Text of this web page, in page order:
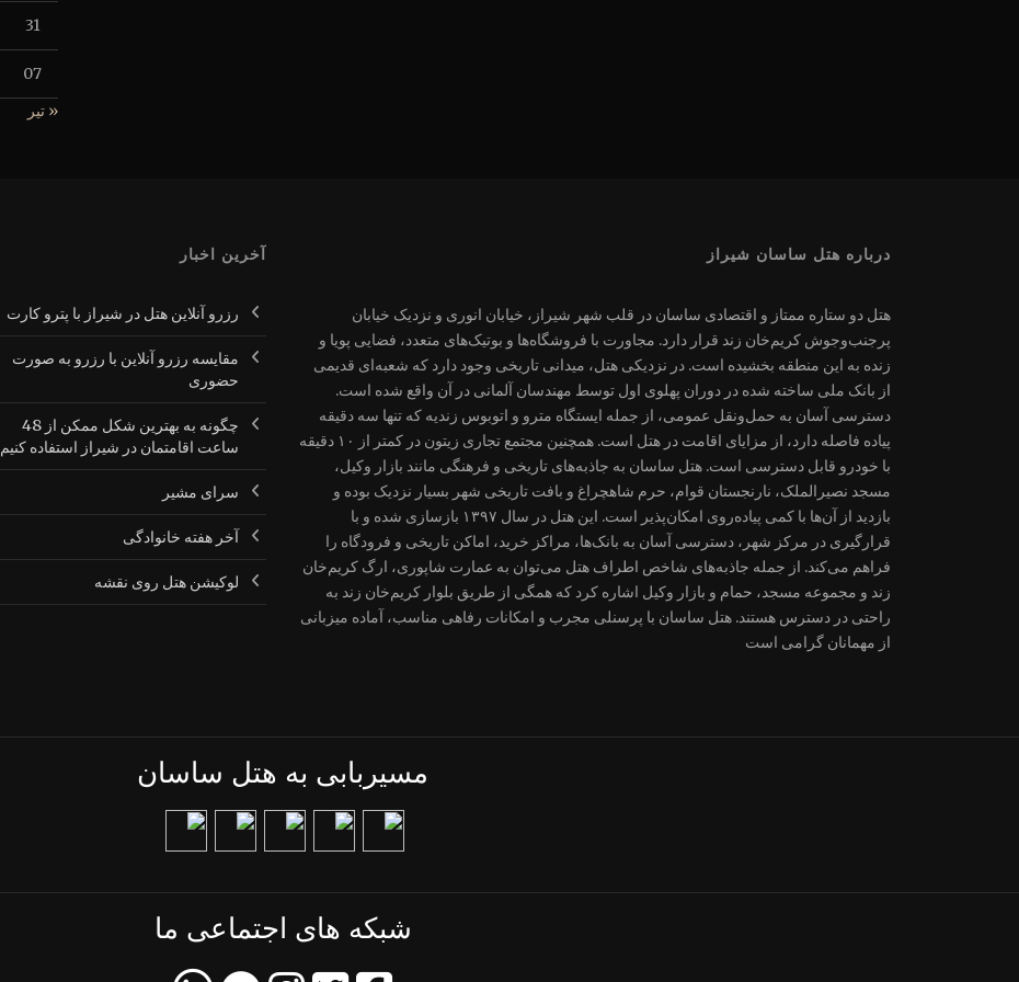
31
07
« تیر
آخرین اخبار
رزرو آنلاین هتل در شیراز با پترو کارت
مقایسه رزرو آنلاین با رزرو به صورت
حضوری
چگونه به بهترین شکل ممکن از 48
ساعت اقامتمان در شیراز استفاده کنیم
سرای مشیر
آخر هفته خانوادگی
لوکیشن هتل روی نقشه
درباره هتل ساسان شیراز
هتل دو ستاره ممتاز و اقتصادی ساسان در قلب شهر شیراز، خیابان انوری و نزدیک خیابان
پرجنب‌وجوش کریم‌خان زند قرار دارد. مجاورت با فروشگاه‌ها و بوتیک‌های متعدد، فضایی پویا و
زنده به این منطقه بخشیده است. در نزدیکی هتل، میدانی تاریخی وجود دارد که شعبه‌ای قدیمی
از بانک ملی ساخته شده در دوران پهلوی اول توسط مهندسان آلمانی در آن واقع شده است.
دسترسی آسان به حمل‌ونقل عمومی، از جمله ایستگاه مترو و اتوبوس زندیه که تنها سه دقیقه
پیاده فاصله دارد، از مزایای اقامت در هتل است. همچنین مجتمع تجاری زیتون در کمتر از ۱۰ دقیقه
با خودرو قابل دسترسی است. هتل ساسان به جاذبه‌های تاریخی و فرهنگی مانند بازار وکیل،
مسجد نصیرالملک، نارنجستان قوام، حرم شاهچراغ و بافت تاریخی شهر بسیار نزدیک بوده و
بازدید از آن‌ها با کمی پیاده‌روی امکان‌پذیر است. این هتل در سال ۱۳۹۷ بازسازی شده و با
قرارگیری در مرکز شهر، دسترسی آسان به بانک‌ها، مراکز خرید، اماکن تاریخی و فرودگاه را
فراهم می‌کند. از جمله جاذبه‌های شاخص اطراف هتل می‌توان به عمارت شاپوری، ارگ کریم‌خان
زند و مجموعه مسجد، حمام و بازار وکیل اشاره کرد که همگی از طریق بلوار کریم‌خان زند به
راحتی در دسترس هستند. هتل ساسان با پرسنلی مجرب و امکانات رفاهی مناسب، آماده میزبانی
از مهمانان گرامی است
مسیربابی به هتل ساسان
شبکه های اجتماعی ما